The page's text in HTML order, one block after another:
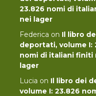
23.826 nomi di
nei lager
Federica on Il libro
deportati, volume I:
nomi di italiani finiti
lager
Lucia on Il libro dei
volume I: 23.826